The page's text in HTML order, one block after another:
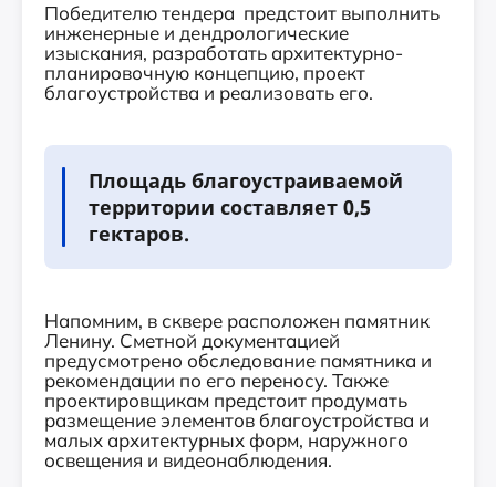
Победителю тендера предстоит выполнить
инженерные и дендрологические
изыскания, разработать архитектурно-
планировочную концепцию, проект
благоустройства и реализовать его.
Площадь благоустраиваемой
территории составляет 0,5
гектаров.
Напомним, в сквере расположен памятник
Ленину. Сметной документацией
предусмотрено обследование памятника и
рекомендации по его переносу. Также
проектировщикам предстоит продумать
размещение элементов благоустройства и
малых архитектурных форм, наружного
освещения и видеонаблюдения.